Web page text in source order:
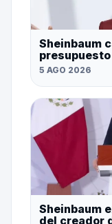
Sheinbaum
5 AGO 2026
Sheinbaum
del creador